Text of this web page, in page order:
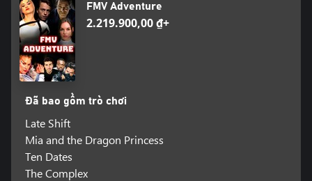
FMV Adventure
2.219.900,00 ₫+
Đã bao gồm trò chơi
Late Shift
Mia and the Dragon Princess
Ten Dates
The Complex